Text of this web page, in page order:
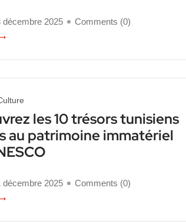
décembre 2025 Comments (0)
les 10 trésors tunisiens
au patrimoine immatériel
décembre 2025 Comments (0)